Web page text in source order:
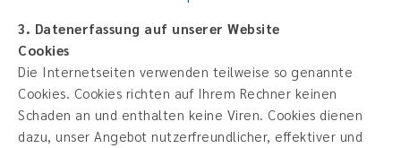
3. Datenerfassung auf unserer Website
Cookies
Die Internetseiten verwenden teilweise so genannte
Cookies. Cookies richten auf Ihrem Rechner keinen
Schaden an und enthalten keine Viren. Cookies dienen
dazu, unser Angebot nutzerfreundlicher, effektiver und